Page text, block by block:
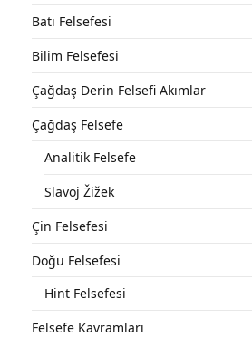
Batı Felsefesi
Bilim Felsefesi
Çağdaş Derin Felsefi Akımlar
Çağdaş Felsefe
Analitik Felsefe
Slavoj Žižek
Çin Felsefesi
Doğu Felsefesi
Hint Felsefesi
Felsefe Kavramları